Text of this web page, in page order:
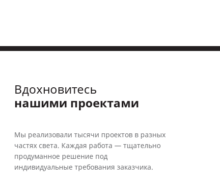
Вдохновитесь
нашими проектами
Мы реализовали тысячи проектов в разных
частях света. Каждая работа — тщательно
продуманное решение под
индивидуальные требования заказчика.